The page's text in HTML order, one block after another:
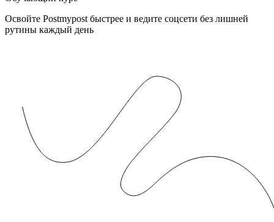
Освойте Postmypost быстрее и ведите соцсети без лишней
рутины каждый день